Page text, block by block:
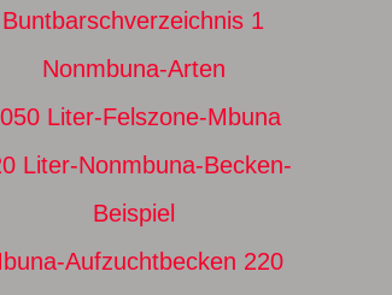
Buntbarschverzeichnis 1
Nonmbuna-Arten
Liter-Felszone-Mbuna
Liter-Nonmbuna-Becken-
Beispiel
Aufzuchtbecken 220